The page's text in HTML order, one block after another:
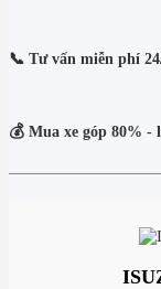
📞 Tư vấn miễn phí
💰 Mua xe góp 80% -